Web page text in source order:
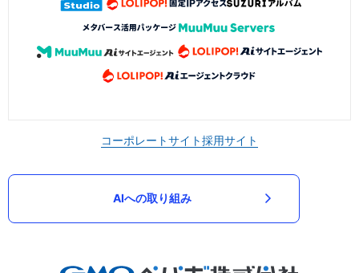
コーポレートサイト採用サイト
AIへの取り組み